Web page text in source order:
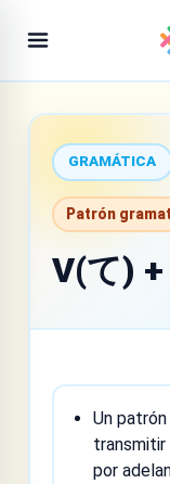
GRAMÁTICA
Patrón
V(て) +
Un
transmitir
por